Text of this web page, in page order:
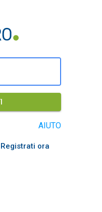
AIUTO
Registrati ora